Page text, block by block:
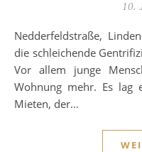
10.
Nedderfeldstraße, Linden-Nord, Hannover Der Streit um
die schleichende
Vor allem junge
Wohnung mehr. Es lag
Mieten, der…